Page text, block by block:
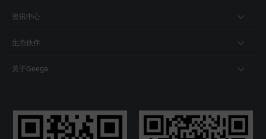
资讯中心
生态伙伴
关于Geega